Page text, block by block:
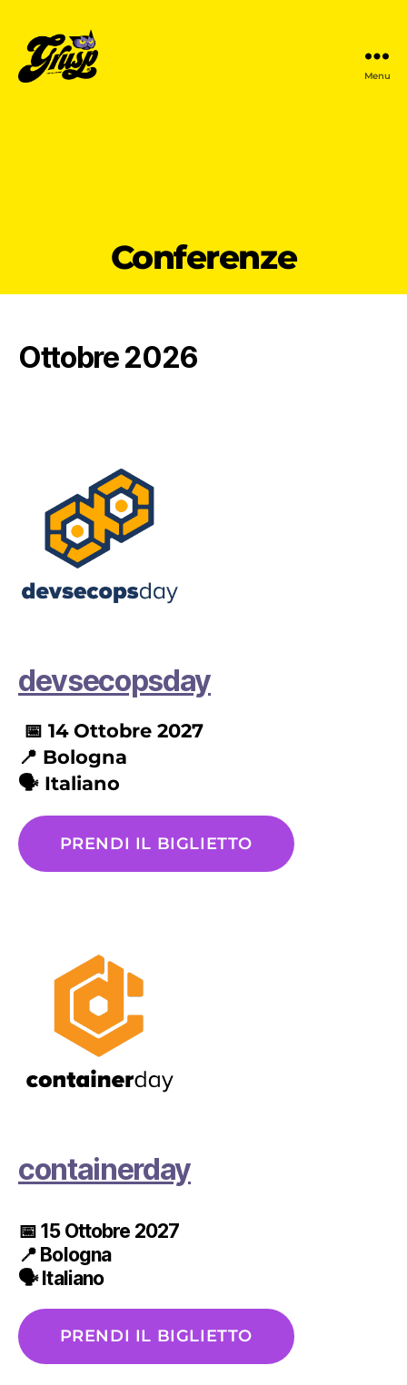
Menu
Conferenze
Ottobre 2026
devsecopsday
📅 14 Ottobre 2027
📍 Bologna
🗣️ Italiano
PRENDI IL BIGLIETTO
containerday
📅 15 Ottobre 2027
📍 Bologna
🗣️ Italiano
PRENDI IL BIGLIETTO